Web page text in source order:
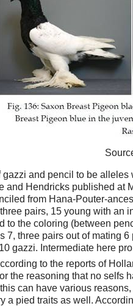
gazzi and pencil to be
and Hendricks published
from Hana-Pouter-
pairs, 15 young with an
to the coloring (between
7, three pairs out of mating
gazzi. Intermediate here
to the reports of
the reasoning that no selfs
can have various
a pied traits as well.